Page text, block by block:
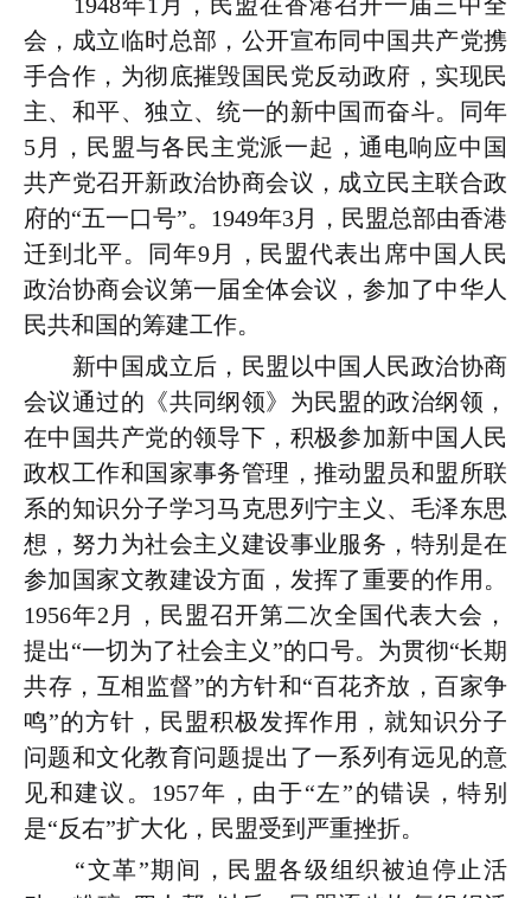
会，成立临时总部，公开宣布同中国共产党携
手合作，为彻底摧毁国民党反动政府，实现民
主、和平、独立、统一的新中国而奋斗。同年
5月，民盟与各民主党派一起，通电响应中国
共产党召开新政治协商会议，成立民主联合政
府的“五一口号”。1949年3月，民盟总部由香港
迁到北平。同年9月，民盟代表出席中国人民
政治协商会议第一届全体会议，参加了中华人
民共和国的筹建工作。
新中国成立后，民盟以中国人民政治协商
会议通过的《共同纲领》为民盟的政治纲领，
在中国共产党的领导下，积极参加新中国人民
政权工作和国家事务管理，推动盟员和盟所联
系的知识分子学习马克思列宁主义、毛泽东思
想，努力为社会主义建设事业服务，特别是在
参加国家文教建设方面，发挥了重要的作用。
1956年2月，民盟召开第二次全国代表大会，
提出“一切为了社会主义”的口号。为贯彻“长期
共存，互相监督”的方针和“百花齐放，百家争
鸣”的方针，民盟积极发挥作用，就知识分子
问题和文化教育问题提出了一系列有远见的意
见和建议。1957年，由于“左”的错误，特别
是“反右”扩大化，民盟受到严重挫折。
“文革”期间，民盟各级组织被迫停止活